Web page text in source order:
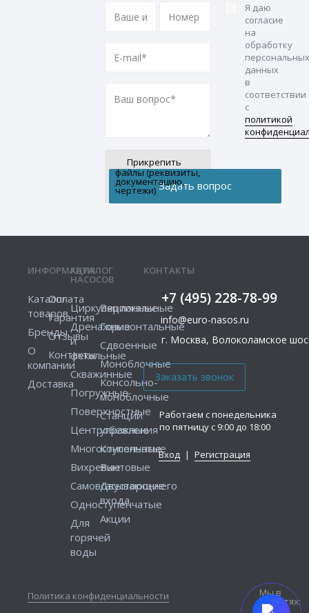
Прикрепить
файлы (реквизиты,
документацию,
чертежи)
Я даю
согласие
на
обработку
персональных
данных
в
соответствии
с
политикой
КОНТАКТЫ
+7 (495) 228-78-99
info@euro-nasos.ru
г. Москва, Волоколамское
Работаем с понедельника
по пятницу с 9:00 до 18:00
Вход | Регистрация
ИНФОРМАЦИЯ
Каталог
товаров
Бренды
О
компании
Доставка
Оплата
Гарантия
Отзывы
Контакты
КАТАЛОГ
НАСОСОВ
Циркуляционные
Дренажные
и
фекальные
Скважинные
Погружные
Поверхностные
Центробежные
Многоступенчатые
Вихревые
Самовсасывающие
Одноступенчатые
Для
горячей
воды
Вертикальные
Горизонтальные
Сдвоенные
Моноблочные
Консольно-
моноблочные
Станции
управления
Консольные
Винтовые
Двустороннего
входа
Акции
Политика конфиденциальности
Мы в
соцсетях: